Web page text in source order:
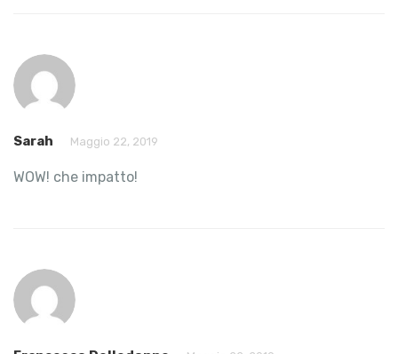
Sarah Maggio 22, 2019
WOW! che impatto!